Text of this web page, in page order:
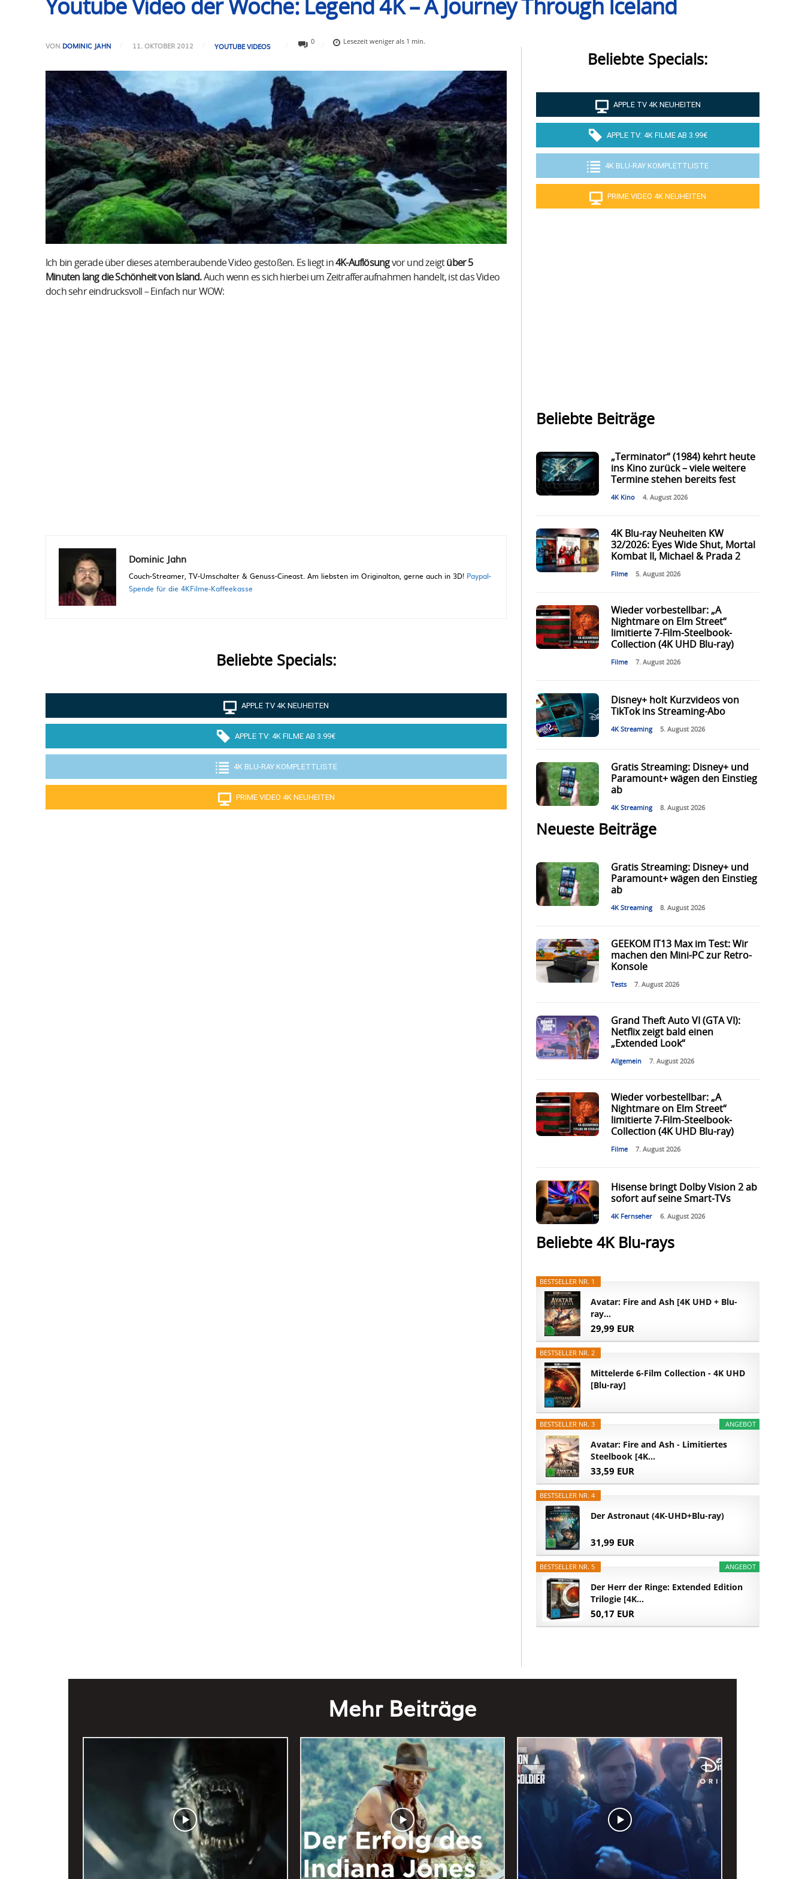
Youtube Video der Woche: Legend 4K – A Journey Through Iceland
VON DOMINIC JAHN 11. OKTOBER 2012 YOUTUBE VIDEOS
0 Lesezeitweniger als 1 min.
Ich bin gerade über dieses atemberaubende Video gestoßen. Es liegt in4K-Auflösungvor und zeigtüber 5
Minuten lang die Schönheit von Island.Auch wenn es sich hierbei um Zeitrafferaufnahmen handelt, ist das Video
doch sehr eindrucksvoll – Einfach nur WOW:
Dominic Jahn
Couch-Streamer, TV-Umschalter & Genuss-Cineast. Am liebsten im Originalton, gerne auch in 3D! Paypal-
Spende für die 4KFilme-Kaffeekasse
Beliebte Specials:
APPLE TV 4K NEUHEITEN
APPLE TV: 4K FILME AB 3.99€
4K BLU-RAY KOMPLETTLISTE
PRIME VIDEO 4K NEUHEITEN
Beliebte Specials:
APPLE TV 4K NEUHEITEN
APPLE TV: 4K FILME AB 3.99€
4K BLU-RAY KOMPLETTLISTE
PRIME VIDEO 4K NEUHEITEN
Beliebte Beiträge
„Terminator“ (1984) kehrt heute
ins Kino zurück – viele weitere
Termine stehen bereits fest
4K Kino 4. August 2026
4K Blu-ray Neuheiten KW
32/2026: Eyes Wide Shut, Mortal
Kombat II, Michael & Prada 2
Filme 5. August 2026
Wieder vorbestellbar: „A
Nightmare on Elm Street“
limitierte 7-Film-Steelbook-
Collection (4K UHD Blu-ray)
Filme 7. August 2026
Disney+ holt Kurzvideos von
TikTok ins Streaming-Abo
4K Streaming 5. August 2026
Gratis Streaming: Disney+ und
Paramount+ wägen den Einstieg
ab
4K Streaming 8. August 2026
Neueste Beiträge
Gratis Streaming: Disney+ und
Paramount+ wägen den Einstieg
ab
4K Streaming 8. August 2026
GEEKOM IT13 Max im Test: Wir
machen den Mini-PC zur Retro-
Konsole
Tests 7. August 2026
Grand Theft Auto VI (GTA VI):
Netflix zeigt bald einen
„Extended Look“
Allgemein 7. August 2026
Wieder vorbestellbar: „A
Nightmare on Elm Street“
limitierte 7-Film-Steelbook-
Collection (4K UHD Blu-ray)
Filme 7. August 2026
Hisense bringt Dolby Vision 2 ab
sofort auf seine Smart-TVs
4K Fernseher 6. August 2026
Beliebte 4K Blu-rays
BESTSELLER NR. 1
Avatar: Fire and Ash [4K UHD + Blu-
ray...
29,99 EUR
BESTSELLER NR. 2
Mittelerde 6-Film Collection - 4K UHD
[Blu-ray]
ANGEBOT
BESTSELLER NR. 3
Avatar: Fire and Ash - Limitiertes
Steelbook [4K...
33,59 EUR
BESTSELLER NR. 4
Der Astronaut (4K-UHD+Blu-ray)
31,99 EUR
ANGEBOT
BESTSELLER NR. 5
Der Herr der Ringe: Extended Edition
Trilogie [4K...
50,17 EUR
Mehr Beiträge